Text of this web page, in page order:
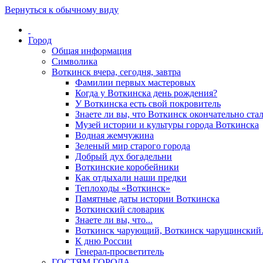
Вернуться к обычному виду
Город
Общая информация
Символика
Воткинск вчера, сегодня, завтра
Фамилии первых мастеровых
Когда у Воткинска день рождения?
У Воткинска есть свой покровитель
Знаете ли вы, что Воткинск окончательно
Музей истории и культуры города Воткинска
Водная жемчужина
Зеленый мир старого города
Добрый дух богадельни
Воткинские коробейники
Как отдыхали наши предки
Теплоходы «Воткинск»
Памятные даты истории Воткинска
Воткинский словарик
Знаете ли вы, что...
Воткинск чарующий, Воткинск
К дню России
Генерал-просветитель